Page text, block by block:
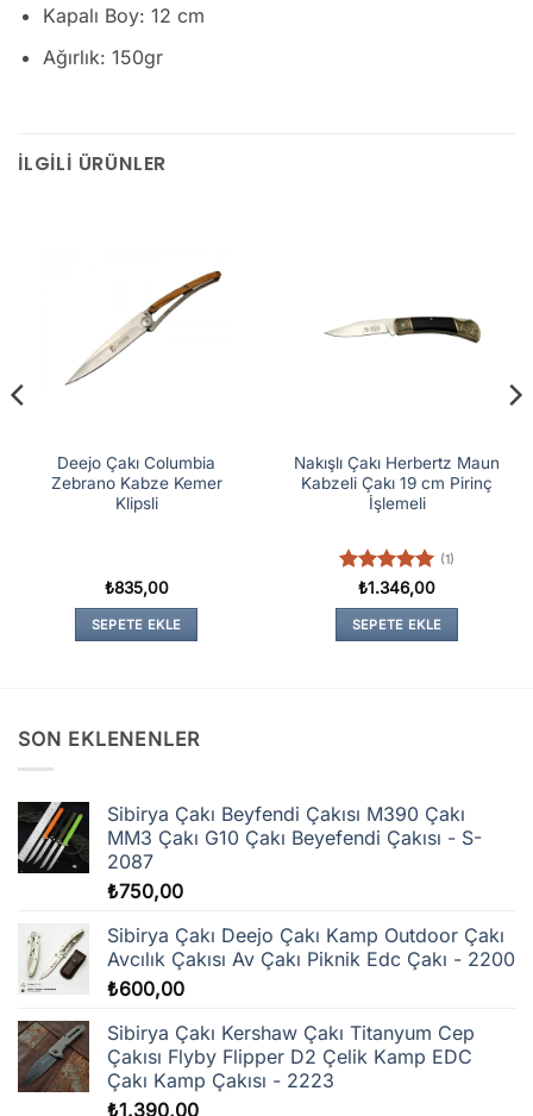
Kapalı Boy: 12 cm
Ağırlık: 150gr
İLGILI ÜRÜNLER
Deejo Çakı Columbia
Zebrano Kabze Kemer
Klipsli
₺835,00
SEPETE EKLE
Nakışlı Çakı Herbertz Maun
Kabzeli Çakı 19 cm Pirinç
İşlemeli
5 üzerinden
5oy aldı
(1)
₺1.346,00
SEPETE EKLE
SON EKLENENLER
Sibirya Çakı Beyfendi Çakısı M390 Çakı
MM3 Çakı G10 Çakı Beyefendi Çakısı - S-
2087
₺750,00
Sibirya Çakı Deejo Çakı Kamp Outdoor Çakı
Avcılık Çakısı Av Çakı Piknik Edc Çakı - 2200
₺600,00
Sibirya Çakı Kershaw Çakı Titanyum Cep
Çakısı Flyby Flipper D2 Çelik Kamp EDC
Çakı Kamp Çakısı - 2223
₺1.390,00